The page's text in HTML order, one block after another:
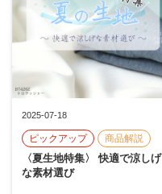
2025-07-18
ピックアップ 商品解説
〈夏生地特集〉 快適で涼しげ
な素材選び